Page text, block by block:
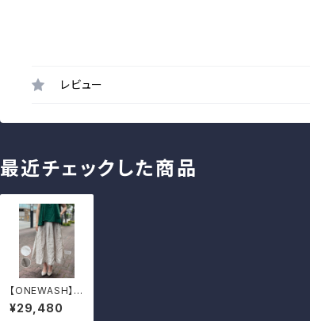
レビュー
最近チェックした商品
【ONEWASH】リ
ネンタックスカー
ト
¥29,480